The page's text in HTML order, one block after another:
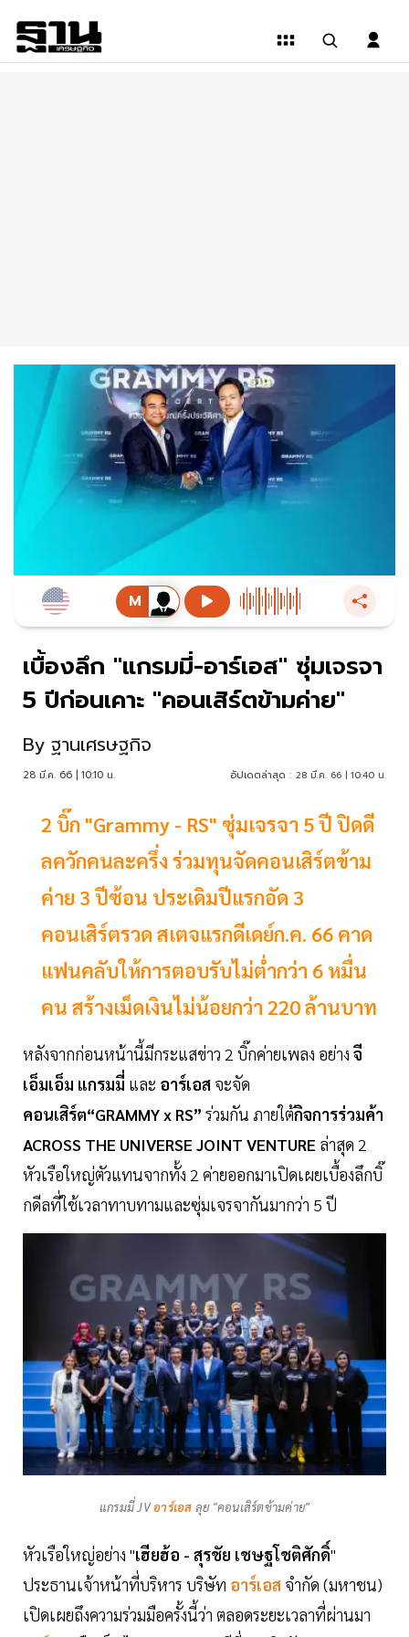
เบื้องลึก "แกรมมี่-อาร์เอส" ซุ่มเจรจา
5 ปีก่อนเคาะ "คอนเสิร์ตข้ามค่าย"
By ฐานเศรษฐกิจ
28 มี.ค. 66 | 10:10 น. อัปเดตล่าสุด : 28 มี.ค. 66 | 10:40 น.
2 บิ๊ก "Grammy - RS" ซุ่มเจรจา 5 ปี ปิดดี
ลควักคนละครึ่ง ร่วมทุนจัดคอนเสิร์ตข้าม
ค่าย 3 ปีซ้อน ประเดิมปีแรกอัด 3
คอนเสิร์ตรวด สเตจแรกดีเดย์ก.ค. 66 คาด
แฟนคลับให้การตอบรับไม่ต่ำกว่า 6 หมื่น
คน สร้างเม็ดเงินไม่น้อยกว่า 220 ล้านบาท
หลังจากก่อนหน้านี้มีกระแสข่าว 2 บิ๊กค่ายเพลง อย่าง จี
เอ็มเอ็ม แกรมมี่ และ อาร์เอส จะจัด
คอนเสิร์ต“GRAMMY x RS” ร่วมกัน ภายใต้กิจการร่วมค้า
ACROSS THE UNIVERSE JOINT VENTURE ล่าสุด 2
หัวเรือใหญ่ตัวแทนจากทั้ง 2 ค่ายออกมาเปิดเผยเบื้องลึกบิ๊
กดีลที่ใช้เวลาทาบทามและซุ่มเจรจากันมากว่า 5 ปี
แกรมมี่ JVอาร์เอส ลุย "คอนเสิร์ตข้ามค่าย"
หัวเรือใหญ่อย่าง "เฮียฮ้อ - สุรชัย เชษฐโชติศักดิ์"
ประธานเจ้าหน้าที่บริหาร บริษัท อาร์เอส จำกัด (มหาชน)
เปิดเผยถึงความร่วมมือครั้งนี้ว่า ตลอดระยะเวลาที่ผ่านมา